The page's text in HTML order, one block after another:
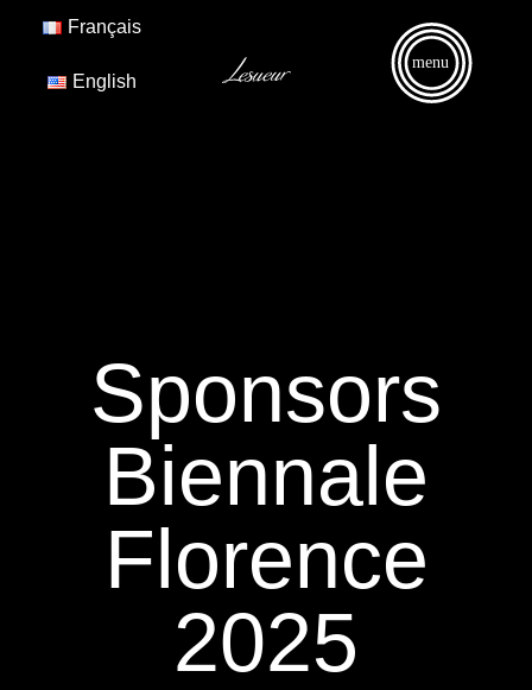
Français
English
menu
Sponsors
Biennale
Florence
2025